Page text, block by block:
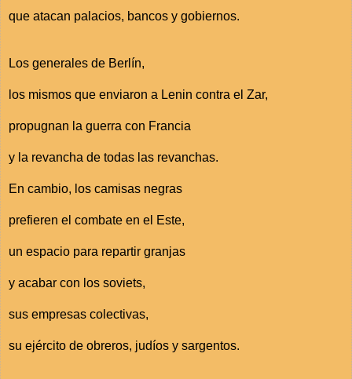
que atacan palacios, bancos y gobiernos.
Los generales de Berlín,
los mismos que enviaron a Lenin contra el Zar,
propugnan la guerra con Francia
y la revancha de todas las revanchas.
En cambio, los camisas negras
prefieren el combate en el Este,
un espacio para repartir granjas
y acabar con los soviets,
sus empresas colectivas,
su ejército de obreros, judíos y sargentos.